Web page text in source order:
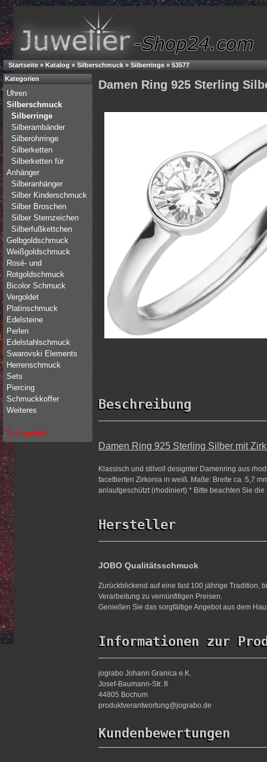
Startseite » Katalog » Silberschmuck » Silberringe » 53577
Damen Ring 925 Sterling
Beschreibung
Damen Ring 925 Sterling Silber mit
Klassisch und stilvoll designter Damenring aus
facettierten Zirkonia in weiß. Maße: Breite ca. 5,7
anlaufgeschützt (rhodiniert) * Bitte beachten Sie
Hersteller
JOBO Qualitätsschmuck
Zurückblickend auf eine fast 100 jährige Tradition,
Verarbeitung zu vernünfitigen Preisen.
Genießen Sie das sorgfältige Angebot aus dem
Informationen zur
jograbo Johann Granica e.K.
Josef-Baumann-Str. 8
44805 Bochum
produktverantwortung@jograbo.de
Kundenbewertungen
Kategorien
Uhren
Silberschmuck
Silberringe
Silberambänder
Silberohrringe
Silberketten
Silberketten für
Anhänger
Silberanhänger
Silber Kinderschmuck
Silber Broschen
Silber Sternzeichen
Silberfußkettchen
Gelbgoldschmuck
Weißgoldschmuck
Rosé- und
Rotgoldschmuck
Bicolor Schmuck
Vergoldet
Platinschmuck
Edelsteine
Perlen
Edelstahlschmuck
Swarovski Elements
Herrenschmuck
Sets
Piercing
Schmuckkoffer
Weiteres
% Angebote